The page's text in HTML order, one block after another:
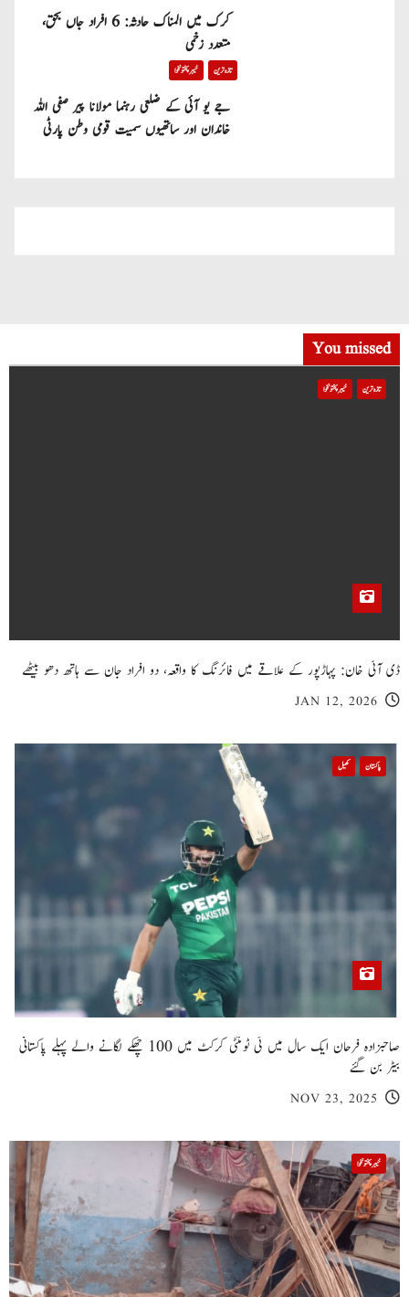
کرک میں المناک حادثہ: 6 افراد جاں بحق،
متعدد زخمی
تازہ ترین خیبر پختونخوا
جے یو آئی کے ضلعی رہنما مولانا پیر صفی اللہ
خاندان اور ساتھیوں سمیت قومی وطن پارٹی
You missed
تازہ ترین خیبر پختونخوا
ڈی آئی خان: پہاڑپور کے علاقے میں فائرنگ کا واقعہ، دو افراد جان سے ہاتھ دھو بیٹھے
JAN 12, 2026
پاکستان کھیل
صاحبزادہ فرحان ایک سال میں ٹی ٹوئنٹی کرکٹ میں 100 چھکے لگانے والے پہلے پاکستانی
بیٹر بن گئے
NOV 23, 2025
خیبر پختونخوا